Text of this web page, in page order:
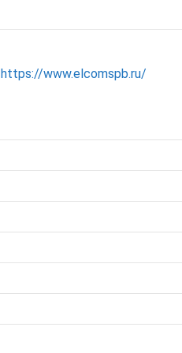
https://www.elcomspb.ru/